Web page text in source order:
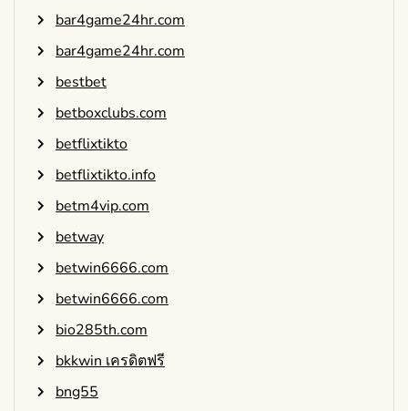
bar4game24hr.com
bar4game24hr.com
bestbet
betboxclubs.com
betflixtikto
betflixtikto.info
betm4vip.com
betway
betwin6666.com
betwin6666.com
bio285th.com
bkkwin เครดิตฟรี
bng55